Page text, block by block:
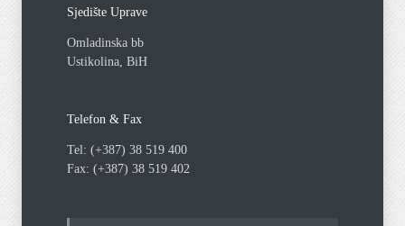
Sjedište Uprave
Omladinska bb
Ustikolina, BiH
Telefon & Fax
Tel: (+387) 38 519 400
Fax: (+387) 38 519 402